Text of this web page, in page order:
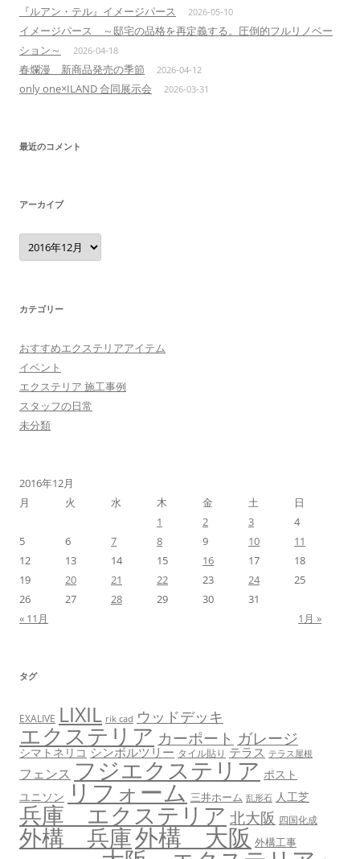
『ルアン・テル』イメージパース 2026-05-10
イメージパース ～邸宅の品格を再定義する。圧倒的フルリノベー
ション～
2026-04-18
春爛漫 新商品発売の季節 2026-04-12
only one×ILAND 合同展示会 2026-03-31
最近のコメント
アーカイブ
ア
ー
カ
カテゴリー
おすすめエクステリアアイテム
イベント
エクステリア 施工事例
スタッフの日常
未分類
2016年12月
月
火 水 木 金 土
日
1
2 3
4
5
6 7 8 9 10
11
12
13 14 15 16 17
18
19
20 21 22 23 24
25
26
27 28 29 30
31
« 11月
1月 »
タグ
EXALIVE LIXIL rik cad ウッドデッキ
エクステリア カーポート ガレージ
シマトネリコ シンボルツリー タイル貼り テラス テラス屋根
フェンス フジエクステリア ポスト
ユニソン リフォーム 三井ホーム 乱形石 人工芝
兵庫 エクステリア 北大阪 四国化成
外構 兵庫外構 大阪 外構工事